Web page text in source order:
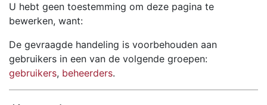
Ga naar:navigatie,zoeken
U hebt geen toestemming om deze pagina te
bewerken, want:
De gevraagde handeling is voorbehouden aan
gebruikers in een van de volgende groepen:
gebruikers, beheerders.